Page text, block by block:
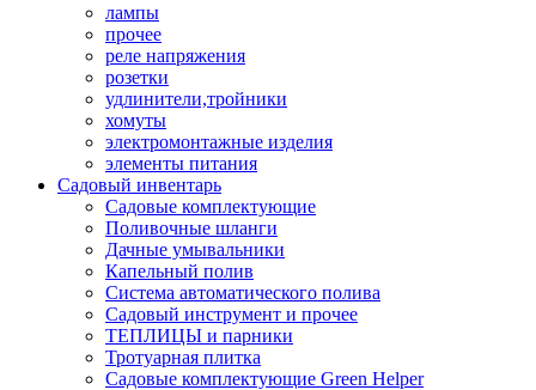
лампы
прочее
реле напряжения
розетки
удлинители,тройники
хомуты
электромонтажные изделия
элементы питания
Садовый инвентарь
Садовые комплектующие
Поливочные шланги
Дачные умывальники
Капельный полив
Система автоматического полива
Садовый инструмент и прочее
ТЕПЛИЦЫ и парники
Тротуарная плитка
Садовые комплектующие Green Helper